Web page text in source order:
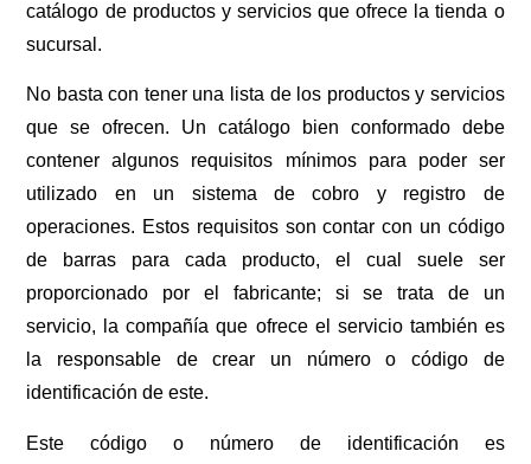
catálogo de productos y servicios que ofrece la tienda o
sucursal.
No basta con tener una lista de los productos y servicios
que se ofrecen. Un catálogo bien conformado debe
contener algunos requisitos mínimos para poder ser
utilizado en un sistema de cobro y registro de
operaciones. Estos requisitos son contar con un código
de barras para cada producto, el cual suele ser
proporcionado por el fabricante; si se trata de un
servicio, la compañía que ofrece el servicio también es
la responsable de crear un número o código de
identificación de este.
Este código o número de identificación es